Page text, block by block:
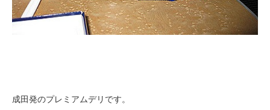
成田発のプレミアムデリです。